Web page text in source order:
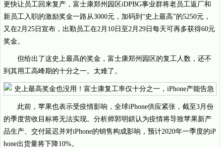
更快让员工回来复产，富士康郑州园区iDPBG事业群将老员工返厂和
新员工入职的激励奖金一路从3000元，加码到“史上最高”的5250元，
又在2月25日宣布，出勤员工在2月10日至2月29日每天可再多获得60元
奖金。
但给出了这史上最高的奖金，富士康郑州园区的复工人数，还不
到其用工高峰期的十分之一。太难了。
此前，苹果也表示受疫情影响，全球iPhone供应紧张，截至3月份
的季度营收目标将无法实现。分析师郭明錤认为疫情将导致苹果新产
品生产、交付延迟并对iPhone的销售构成影响，预计2020年一季度的iP
hone出货量将下降10%。